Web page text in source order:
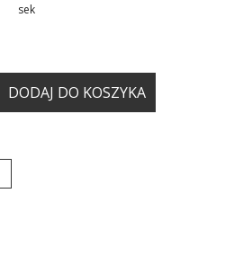
sek
DODAJ DO KOSZYKA